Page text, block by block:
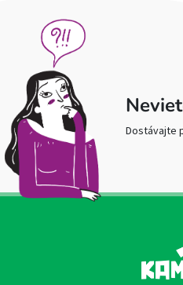
Dostávajte